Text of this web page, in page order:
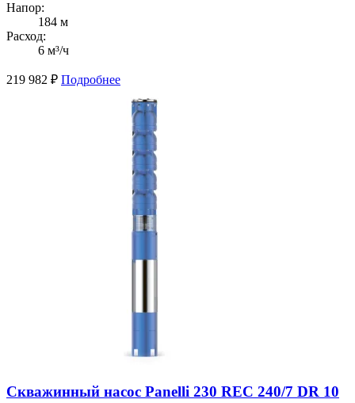
Напор:
184 м
Расход:
6 м³/ч
219 982 ₽ Подробнее
Скважинный насос Panelli 230 REC 240/7 DR 10